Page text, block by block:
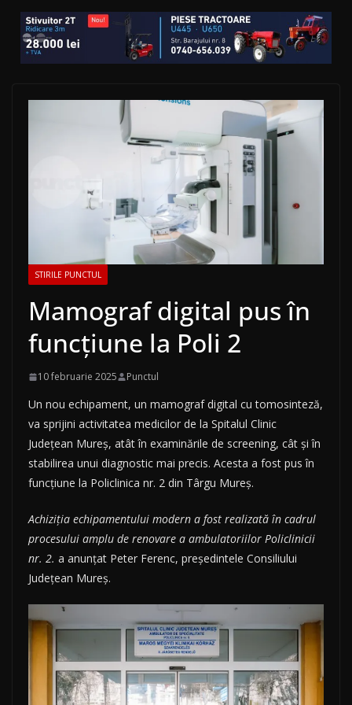
STIRILE PUNCTUL
Mamograf digital pus în
funcțiune la Poli 2
10 februarie 2025 Punctul
Un nou echipament, un mamograf digital cu tomosinteză,
va sprijini activitatea medicilor de la Spitalul Clinic
Județean Mureș, atât în examinările de screening, cât și în
stabilirea unui diagnostic mai precis. Acesta a fost pus în
funcțiune la Policlinica nr. 2 din Târgu Mureș.
Achiziția echipamentului modern a fost realizată în cadrul
procesului amplu de renovare a ambulatoriilor Policlinicii
nr. 2. a anunțat Peter Ferenc, președintele Consiliului
Județean Mureș.